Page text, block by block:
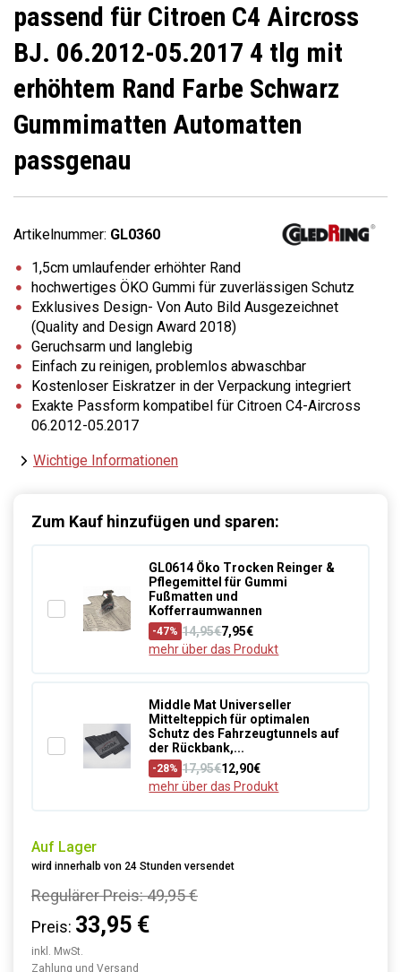
passend für Citroen C4 Aircross
BJ. 06.2012-05.2017 4 tlg mit
erhöhtem Rand Farbe Schwarz
Gummimatten Automatten
passgenau
Artikelnummer: GL0360
1,5cm umlaufender erhöhter Rand
hochwertiges ÖKO Gummi für zuverlässigen Schutz
Exklusives Design- Von Auto Bild Ausgezeichnet
(Quality and Design Award 2018)
Geruchsarm und langlebig
Einfach zu reinigen, problemlos abwaschbar
Kostenloser Eiskratzer in der Verpackung integriert
Exakte Passform kompatibel für Citroen C4-Aircross
06.2012-05.2017
Wichtige Informationen
Zum Kauf hinzufügen und sparen:
GL0614 Öko Trocken Reinger &
Pflegemittel für Gummi
Fußmatten und
Kofferraumwannen
-47% 14,95€7,95€
mehr über das Produkt
Middle Mat Universeller
Mittelteppich für optimalen
Schutz des Fahrzeugtunnels auf
der Rückbank,...
-28% 17,95€12,90€
mehr über das Produkt
Auf Lager
wird innerhalb von 24 Stunden versendet
Regulärer Preis:49,95 €
Preis: 33,95 €
inkl. MwSt.
Zahlung und Versand